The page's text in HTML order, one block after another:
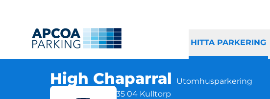
HITTA PARKERING
High Chaparral
Utomhusparkering
High Chaparral, 335 04 Kulltorp